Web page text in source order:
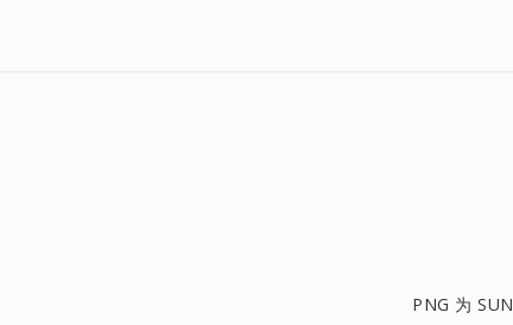
PNG 为 SUN